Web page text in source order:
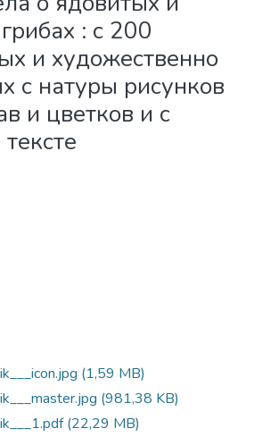
: с 200
и художественно
с натуры рисунков
и цветков и с
(1,59 MB)
(981,38 KB)
(22,29 MB)